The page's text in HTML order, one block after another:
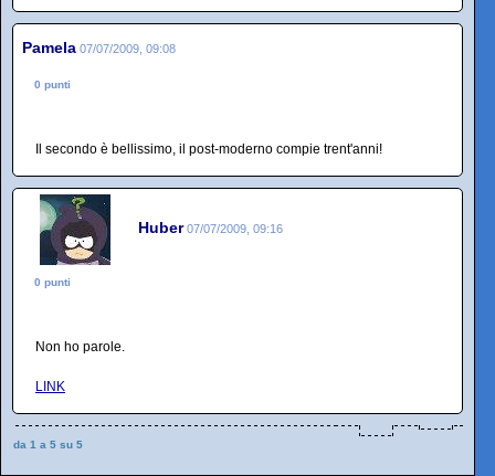
Pamela 07/07/2009, 09:08
0 punti
Il secondo è bellissimo, il post-moderno compie trent'anni!
Huber 07/07/2009, 09:16
0 punti
Non ho parole.
LINK
da 1 a 5 su 5